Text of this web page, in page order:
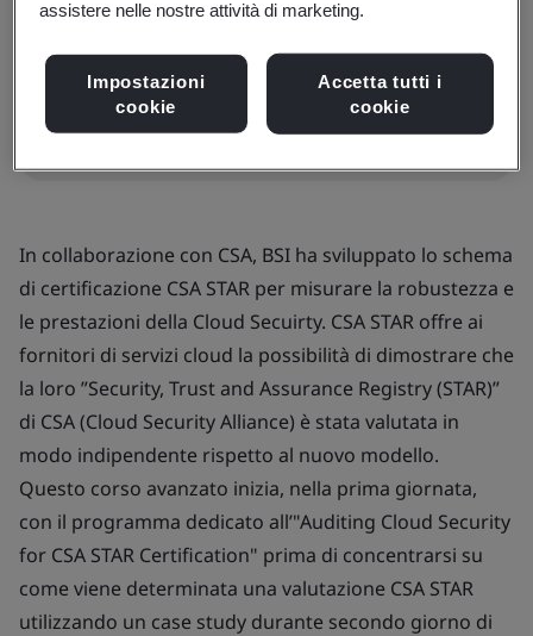
Disponibile per preventivo:
In-house
Richiedi offerta corso In-house
In collaborazione con CSA, BSI ha sviluppato lo schema
di certificazione CSA STAR per misurare la robustezza e
le prestazioni della Cloud Secuirty. CSA STAR offre ai
fornitori di servizi cloud la possibilità di dimostrare che
la loro ”Security, Trust and Assurance Registry (STAR)”
di CSA (Cloud Security Alliance) è stata valutata in
modo indipendente rispetto al nuovo modello.
Questo corso avanzato inizia, nella prima giornata,
con il programma dedicato all’"Auditing Cloud Security
for CSA STAR Certification" prima di concentrarsi su
come viene determinata una valutazione CSA STAR
utilizzando un case study durante secondo giorno di
assistere nelle nostre attività di marketing.
Impostazioni
cookie
Accetta tutti i
cookie